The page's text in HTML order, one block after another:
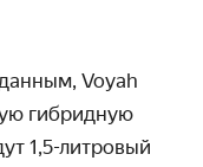
Voyah
гибридную
1,5-литровый